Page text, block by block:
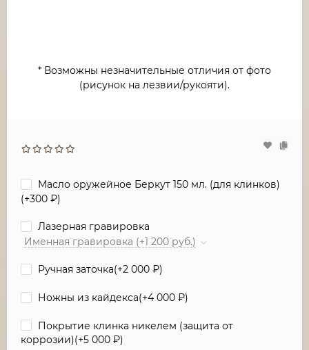
* Возможны незначительные отличия от фото
(рисунок на лезвии/рукояти).
Масло оружейное Беркут 150 мл. (для клинков)
(+300 ₽)
Лазерная гравировка
Именная гравировка (+1 200 руб.)
Ручная заточка(+2 000 ₽)
Ножны из кайдекса(+4 000 ₽)
Покрытие клинка никелем (защита от
коррозии)(+5 000 ₽)